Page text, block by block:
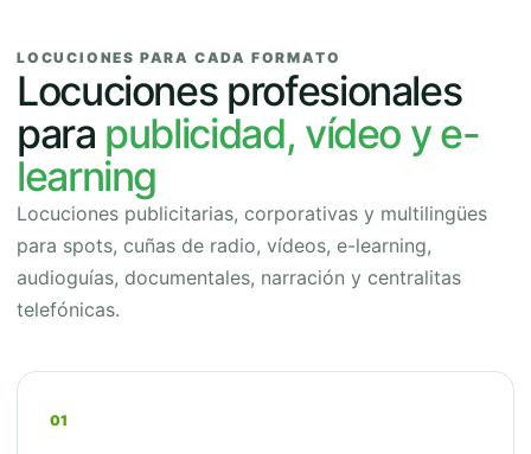
LOCUCIONES PARA CADA FORMATO
Locuciones profesionales
para publicidad, vídeo y e-
learning
Locuciones publicitarias, corporativas y multilingües
para spots, cuñas de radio, vídeos, e-learning,
audioguías, documentales, narración y centralitas
telefónicas.
01